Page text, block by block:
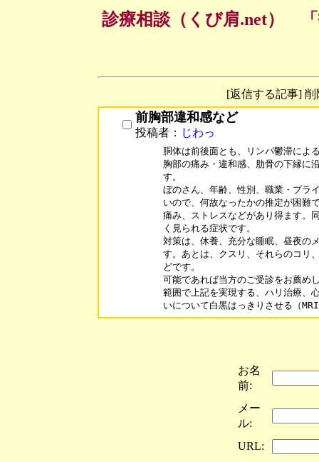
診療相談（くび肩.net）
[返信する記事]
前胸部違和感など
投稿者： じわっ
胴体は前後面とも、リンパ鬱滞によ
胸部の痛み・違和感、肋骨の下縁に
す。
ぼのさん、年齢、性別、職業・プラ
いので、何故なったかの推定が困難
痛み、ストレスなどがあり得ます。
く見られる症状です。
対策は、休養、充分な睡眠、昼夜の
す。あとは、クスリ、それらのコリ
どです。
可能であれば当方のご受診をお薦め
範囲で上記を実現する、ハリ治療、
いについて白黒はっきりさせる（
お名
前:
メー
ル:
URL: